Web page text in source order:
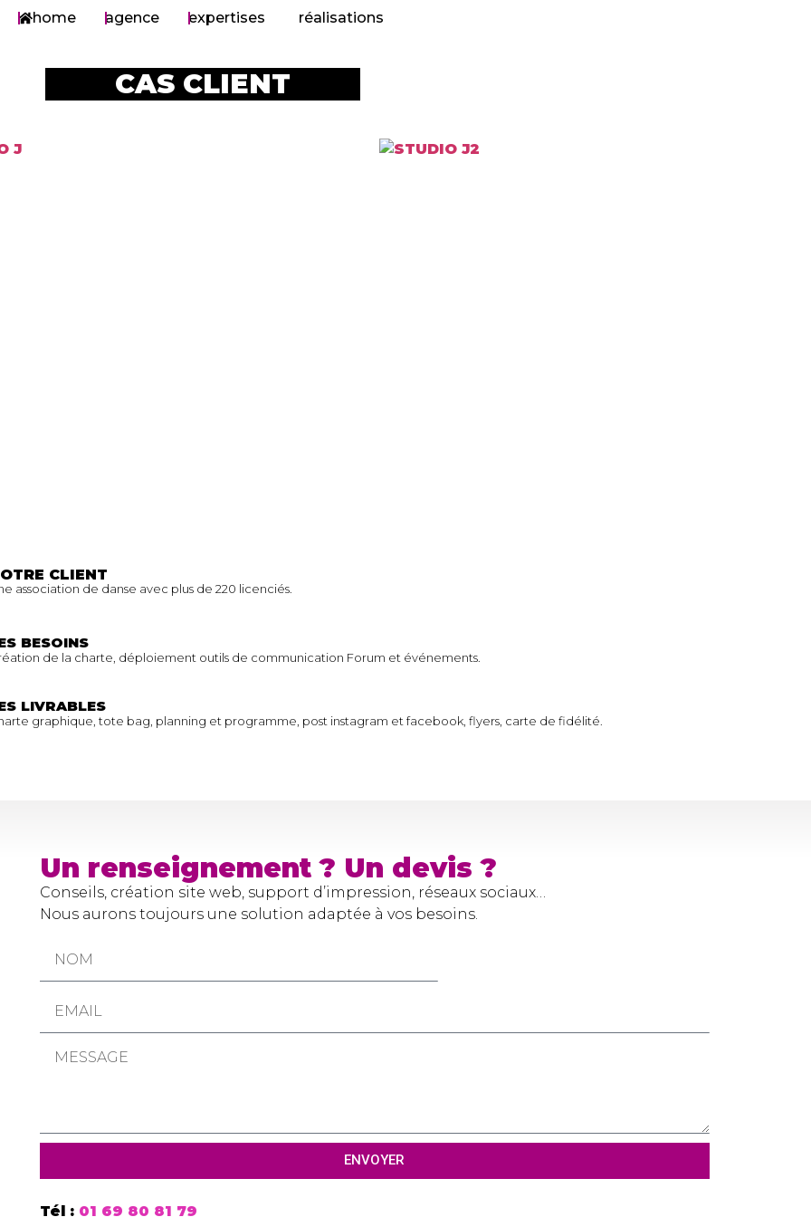
home agence expertises réalisations
CAS CLIENT
CLIENT
association de danse avec plus de 220 licenciés.
BESOINS
de la charte, déploiement outils de communication Forum et événements.
LIVRABLES
graphique, tote bag, planning et programme, post instagram et facebook, flyers, carte de fidélité.
Un renseignement ? Un devis ?
Conseils, création site web, support d’impression, réseaux sociaux…
Nous aurons toujours une solution adaptée à vos besoins.
ENVOYER
Tél : 01 69 80 81 79